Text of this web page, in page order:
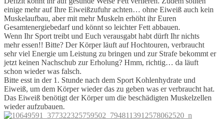
einige mehr auf Ihre Eiweißzufuhr achten… ohne Eiweiß auch kein
Muskelaufbau, aber mit mehr Muskeln erhöht ihr Euren
Gesamtenergiebedarf und könnt so leichter Fett abbauen.
Wenn Ihr Sport treibt und Euch verausgabt habt dürft Ihr nichts
mehr essen!! Bitte? Der Körper läuft auf Hochtouren, verbraucht
sehr viel Energie um Leistung zu bringen und zur Strafe bekommt er
jetzt keinen Nachschub zur Erholung? Hmm, richtig… da läuft
schon wieder was falsch.
Bitte esst in der 1. Stunde nach dem Sport Kohlenhydrate und
Eiweiß, um dem Körper wieder das zu geben was er verbraucht hat.
Das Eiweiß benötigt der Körper um die beschädigten Muskelzellen
wieder aufzubauen.